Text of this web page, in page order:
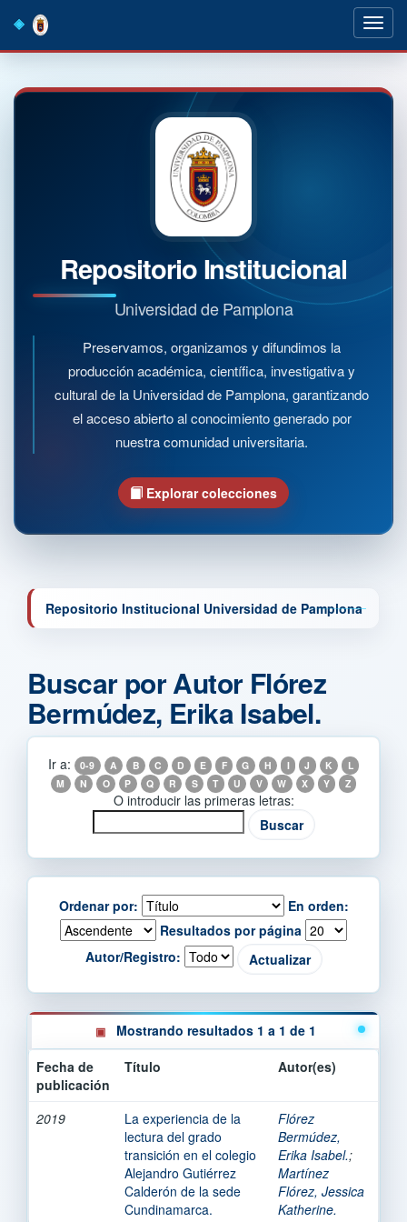
navigation
Repositorio Institucional
Universidad de Pamplona
Preservamos, organizamos y difundimos la
producción académica, científica, investigativa y
cultural de la Universidad de Pamplona, garantizando
el acceso abierto al conocimiento generado por
nuestra comunidad universitaria.
Explorar colecciones
Repositorio Institucional Universidad de Pamplona
Buscar por Autor Flórez
Bermúdez, Erika Isabel.
Ir a: 0-9 A B C D E F G H I J K
L
M
N O P Q R S T U V W X Y Z
O introducir las primeras letras:
Ordenar por:
En orden:
Resultados por página
Autor/Registro:
Mostrando resultados 1 a 1 de 1
Fecha de
publicación
Título Autor(es)
2019
La experiencia de la
lectura del grado
transición en el colegio
Alejandro Gutiérrez
Calderón de la sede
Cundinamarca.
Flórez
Bermúdez,
Erika Isabel.;
Martínez
Flórez, Jessica
Katherine.